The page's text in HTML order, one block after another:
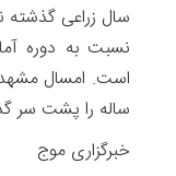
ساله را پشت سر
خبرگزاری موج